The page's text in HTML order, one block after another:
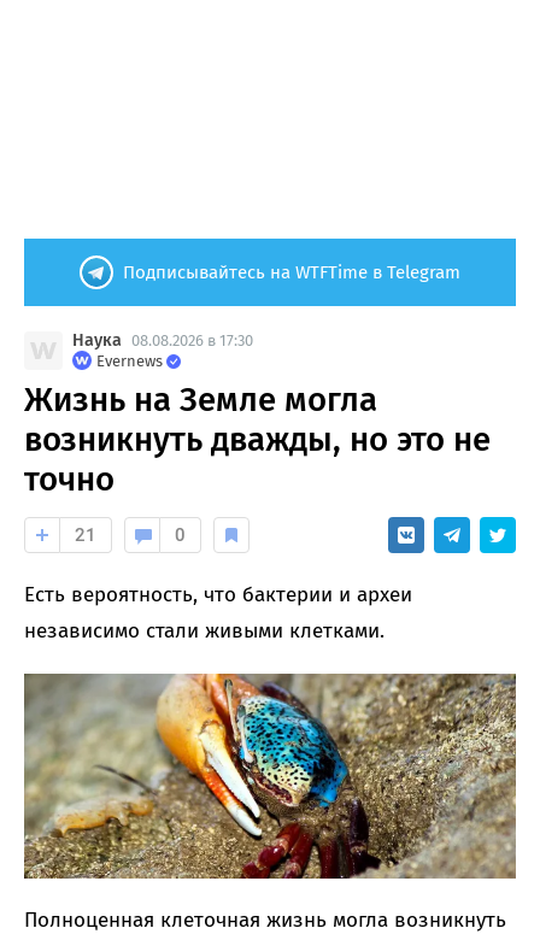
Подписывайтесь на WTFTime в Telegram
Наука 08.08.2026 в 17:30
Evernews
Жизнь на Земле могла
возникнуть дважды, но это не
точно
21 0
Есть вероятность, что бактерии и археи
независимо стали живыми клетками.
Полноценная клеточная жизнь могла возникнуть